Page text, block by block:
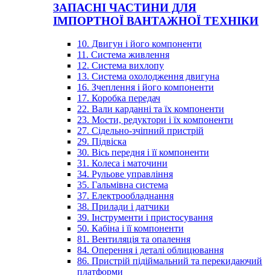
ЗАПАСНІ ЧАСТИНИ ДЛЯ
ІМПОРТНОЇ ВАНТАЖНОЇ ТЕХНІКИ
10. Двигун і його компоненти
11. Система живлення
12. Система вихлопу
13. Система охолодження двигуна
16. Зчеплення і його компоненти
17. Коробка передач
22. Вали карданні та їх компоненти
23. Мости, редуктори і їх компоненти
27. Сідельно-зчіпний пристрій
29. Підвіска
30. Вісь передня і її компоненти
31. Колеса і маточини
34. Рульове управління
35. Гальмівна система
37. Електрообладнання
38. Прилади і датчики
39. Інструменти і пристосування
50. Кабіна і її компоненти
81. Вентиляція та опалення
84. Оперення і деталі облицювання
86. Пристрій підіймальний та перекидаючий
платформи